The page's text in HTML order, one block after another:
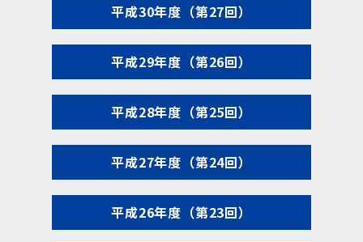
平成30年度（第27回）
平成29年度（第26回）
平成28年度（第25回）
平成27年度（第24回）
平成26年度（第23回）